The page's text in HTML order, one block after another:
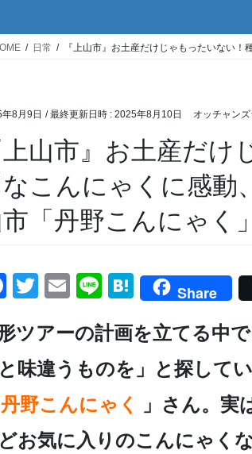
日常 『上山市』お土産だけじゃもったいない
8月9日 / 最終更新日時 : 2025年8月10日 オッチャン
上山市』お土産だ
こんにゃくに感動
「丹野こんにゃく
F
c
e
b
o
o
T
tt
er
E
ail
Li
e
H
e
n
a
Share
ツアーの計画を立てる中
味違うものを」と探して
丹野こんにゃく
」さん。実
お気に入りのこんにゃくな